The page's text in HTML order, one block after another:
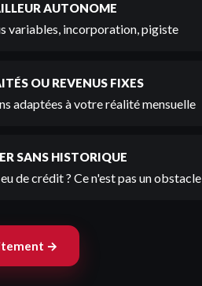
AUTONOME
variables, incorporation, pigiste
OU REVENUS FIXES
adaptées à votre réalité mensuelle
SANS HISTORIQUE
de crédit ? Ce n'est pas un obstacle
→